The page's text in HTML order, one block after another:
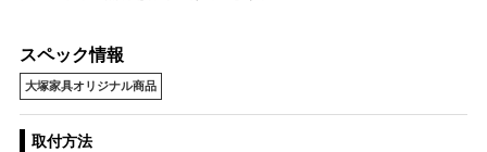
スペック情報
大塚家具オリジナル商品
取付方法